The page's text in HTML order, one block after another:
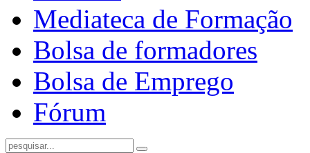
Mediateca de Formação
Bolsa de formadores
Bolsa de Emprego
Fórum